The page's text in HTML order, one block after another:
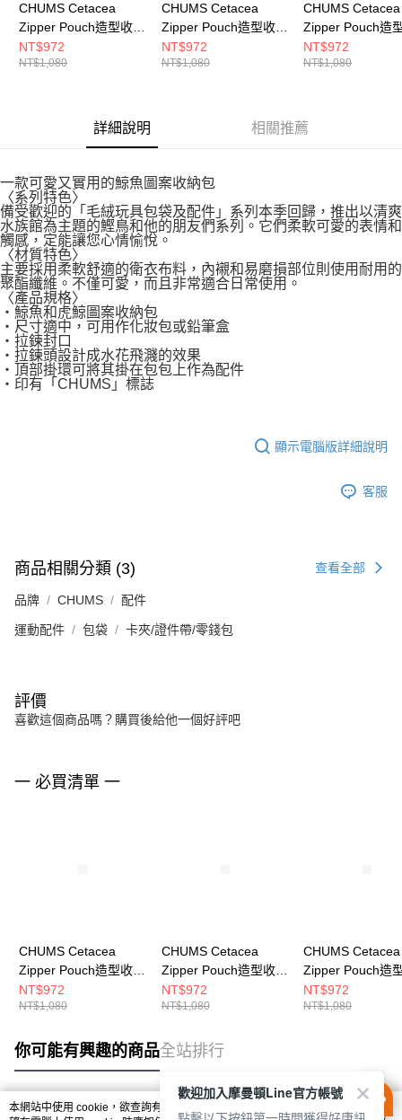
CHUMS Cetacea
Zipper Pouch造型收納
包 灰色
CH604058G005
NT$972
NT$1,080
CHUMS Cetacea
Zipper Pouch造型收納
包 粉紅
CH604058R018
NT$972
NT$1,080
CHUMS Cetacea
Zipper Pouch造
包 綠色
CH604058M001
NT$972
NT$1,080
詳細說明 相關推薦
一款可愛又實用的鯨魚圖案收納包
〈系列特色〉
備受歡迎的「毛絨玩具包袋及配件」系列本季回歸，推出以清爽
水族館為主題的鰹鳥和他的朋友們系列。它們柔軟可愛的表情和
觸感，定能讓您心情愉悅。
〈材質特色〉
主要採用柔軟舒適的衛衣布料，內襯和易磨損部位則使用耐用的
聚酯纖維。不僅可愛，而且非常適合日常使用。
〈產品規格〉
・鯨魚和虎鯨圖案收納包
・尺寸適中，可用作化妝包或鉛筆盒
・拉鍊封口
・拉鍊頭設計成水花飛濺的效果
・頂部掛環可將其掛在包包上作為配件
・印有「CHUMS」標誌
顯示電腦版詳細說明
客服
商品相關分類 (3) 查看全部
品牌 CHUMS 配件
運動配件 包袋 卡夾/證件帶/零錢包
評價
喜歡這個商品嗎？購買後給他一個好評吧
一 必買清單 一
CHUMS Cetacea
Zipper Pouch造型收納
包 灰色
CH604058G005
NT$972
NT$1,080
CHUMS Cetacea
Zipper Pouch造型收納
包 粉紅
CH604058R018
NT$972
NT$1,080
CHUMS Cetacea
Zipper Pouch造
包 綠色
CH604058M001
NT$972
NT$1,080
你可能有興趣的商品全站排行
本網站中使用 cookie，欲查詢有關本網站使用 cookie 方式之詳情，及若您不希
歡迎加入摩曼頓Line官方帳號